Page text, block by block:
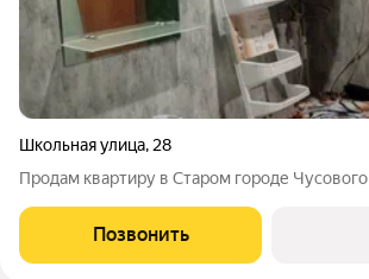
Школьная улица, 28
Продам квартиру в Старом городе Чусового
Позвонить